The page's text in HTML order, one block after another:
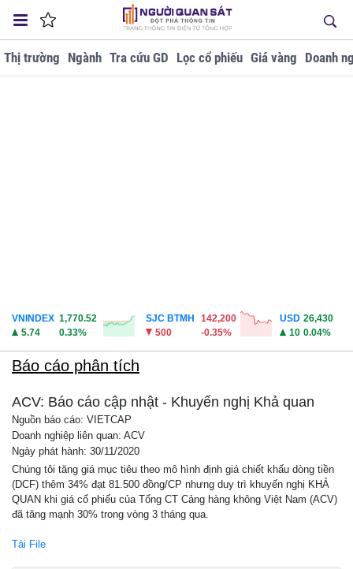
Thị trường Ngành Tra cứu GD Lọc cổ phiếu Giá vàng Doanh
VNINDEX 1,770.52
5.74
0.33%
SJC BTMH
142,200
500
-0.35%
USD 26,430
10 0.04%
Báo cáo phân tích
ACV: Báo cáo cập nhật - Khuyến nghị Khả quan
Nguồn báo cáo: VIETCAP
Doanh nghiệp liên quan: ACV
Ngày phát hành: 30/11/2020
Chúng tôi tăng giá mục tiêu theo mô hình định giá chiết khấu dòng tiền
(DCF) thêm 34% đạt 81.500 đồng/CP nhưng duy trì khuyến nghị KHẢ
QUAN khi giá cổ phiếu của Tổng CT Cảng hàng không Việt Nam (ACV)
đã tăng mạnh 30% trong vòng 3 tháng qua.
Tải File